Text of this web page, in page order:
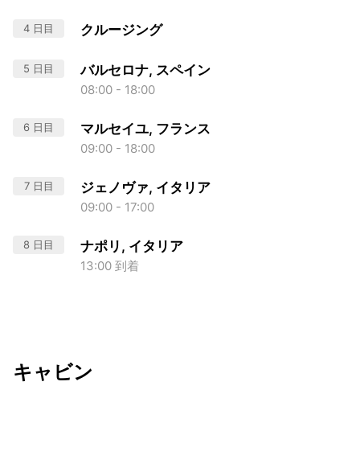
4 日目 クルージング
5 日目 バルセロナ, スペイン
08:00 - 18:00
6 日目 マルセイユ, フランス
09:00 - 18:00
7 日目 ジェノヴァ, イタリア
09:00 - 17:00
8 日目 ナポリ, イタリア
13:00 到着
キャビン